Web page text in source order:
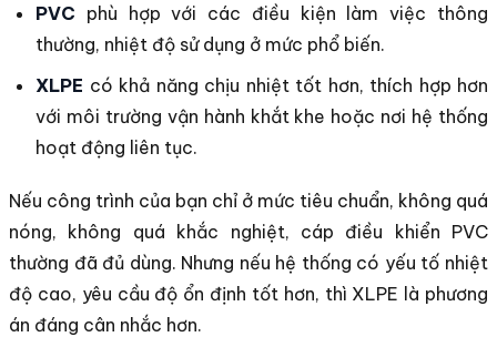
PVC phù hợp với các điều kiện làm việc thông
thường, nhiệt độ sử dụng ở mức phổ biến.
XLPE có khả năng chịu nhiệt tốt hơn, thích hợp hơn
với môi trường vận hành khắt khe hoặc nơi hệ thống
hoạt động liên tục.
Nếu công trình của bạn chỉ ở mức tiêu chuẩn, không quá
nóng, không quá khắc nghiệt, cáp điều khiển PVC
thường đã đủ dùng. Nhưng nếu hệ thống có yếu tố nhiệt
độ cao, yêu cầu độ ổn định tốt hơn, thì XLPE là phương
án đáng cân nhắc hơn.